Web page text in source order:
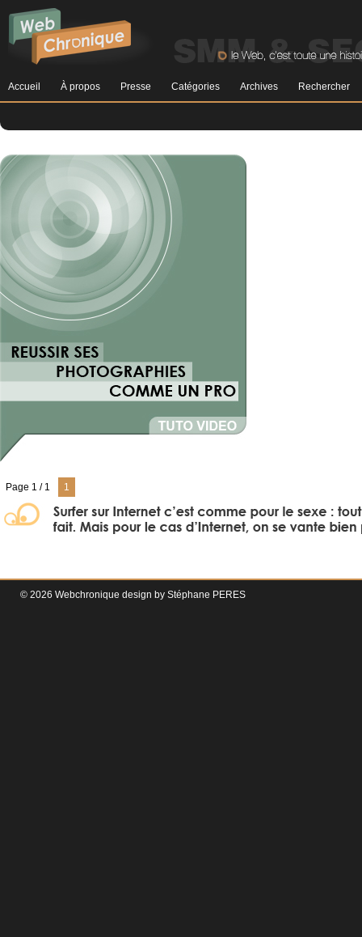
Accueil À propos Presse Catégories Archives Rechercher
Page 1 / 1 1
© 2026 Webchronique design by Stéphane PERES